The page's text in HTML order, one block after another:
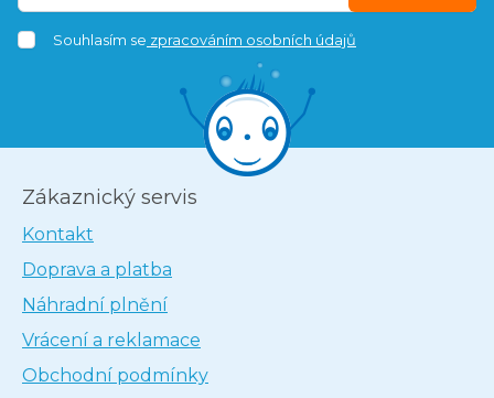
Souhlasím se zpracováním osobních údajů
Zákaznický servis
Kontakt
Doprava a platba
Náhradní plnění
Vrácení a reklamace
Obchodní podmínky